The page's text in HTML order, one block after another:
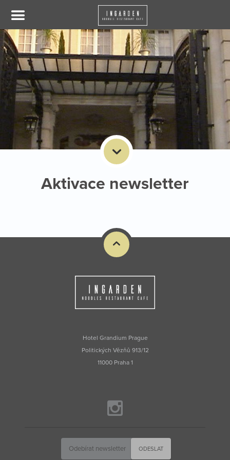
Aktivace newsletter
Hotel Grandium Prague
Politických Vězňů 913/12
11000 Praha 1
ODESLAT